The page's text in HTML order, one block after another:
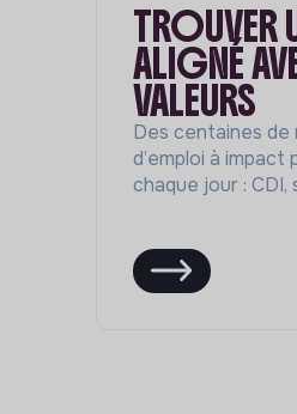
TROUVER
ALIGNÉ
VALEURS
Des centaines
d’emploi à
chaque jour :